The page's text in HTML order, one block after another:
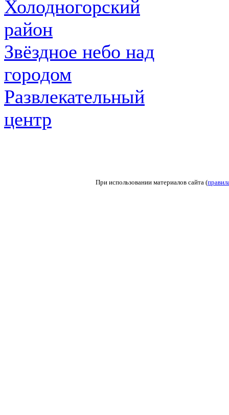
Холодногорский
район
Звёздное небо над
городом
Развлекательный
центр
При использовании материалов сайта (